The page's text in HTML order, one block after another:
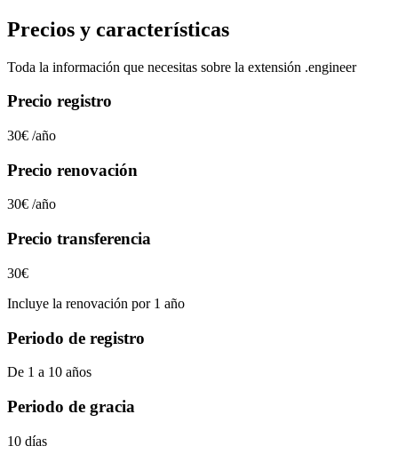
Precios y características
Toda la información que necesitas sobre la extensión .engineer
Precio registro
30€ /año
Precio renovación
30€ /año
Precio transferencia
30€
Incluye la renovación por 1 año
Periodo de registro
De 1 a 10 años
Periodo de gracia
10 días